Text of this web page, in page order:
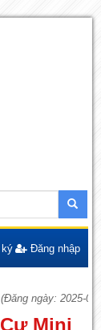
Đăng nhập
(Đăng ngày: 2025-
Mini